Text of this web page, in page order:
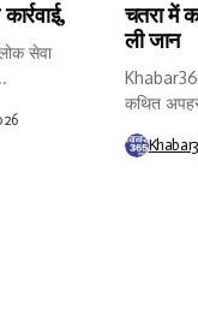
सेवा
चतरा में
ली जान
कथित